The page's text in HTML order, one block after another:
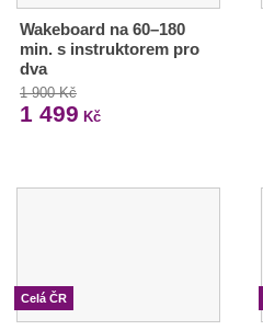
Wakeboard na 60–180
min. s instruktorem pro
dva
1 900 Kč
1 499 Kč
Celá ČR